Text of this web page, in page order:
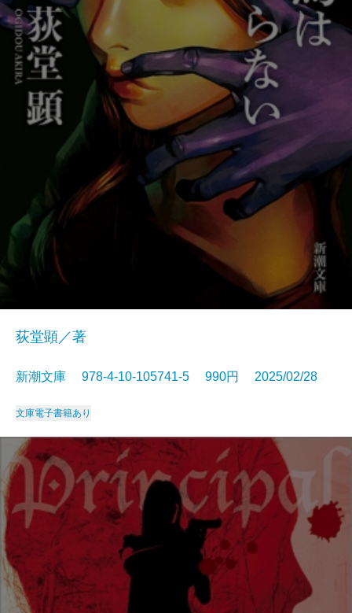
荻堂顕／著
新潮文庫 978-4-10-105741-5 990円 2025/02/28
文庫電子書籍あり